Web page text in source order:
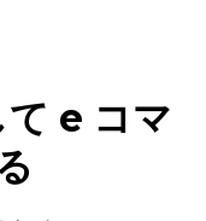
e コマ